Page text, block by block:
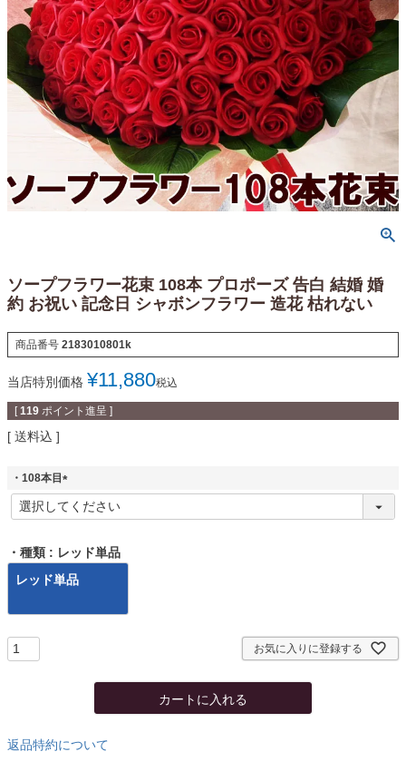
ソープフラワー花束 108本 プロポーズ 告白 結婚 婚
約 お祝い 記念日 シャボンフラワー 造花 枯れない
商品番号 2183010801k
当店特別価格 ¥11,880税込
[ 119 ポイント進呈 ]
送料込
・108本目
(
必
・種類
レッド単品
レッド単品
お気に入りに登録する
カートに入れる
返品特約について